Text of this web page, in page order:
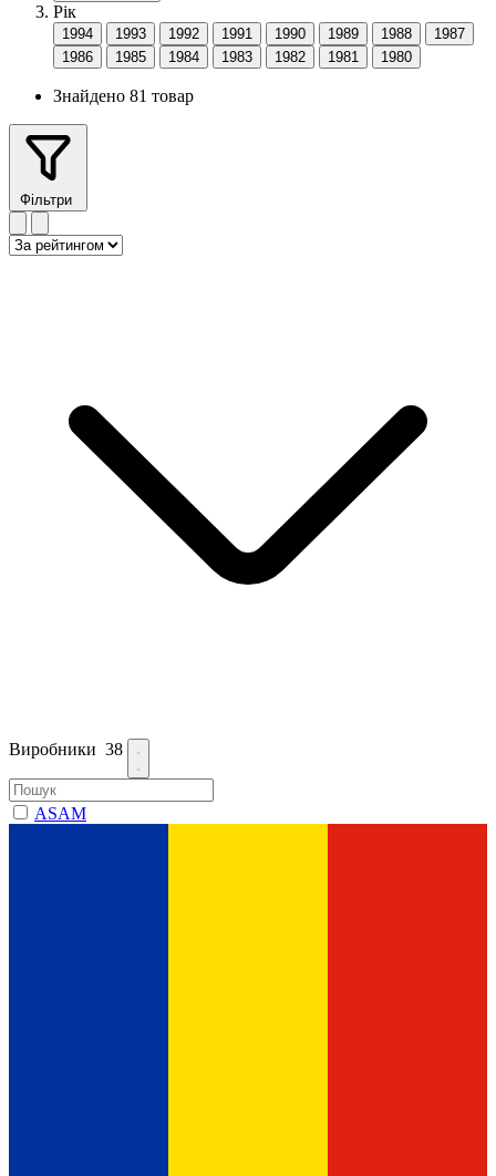
Рік
1994 1993 1992 1991 1990 1989 1988
1987
1986
1985 1984 1983 1982 1981 1980
Знайдено 81 товар
Фільтри
Виробники 38
ASAM